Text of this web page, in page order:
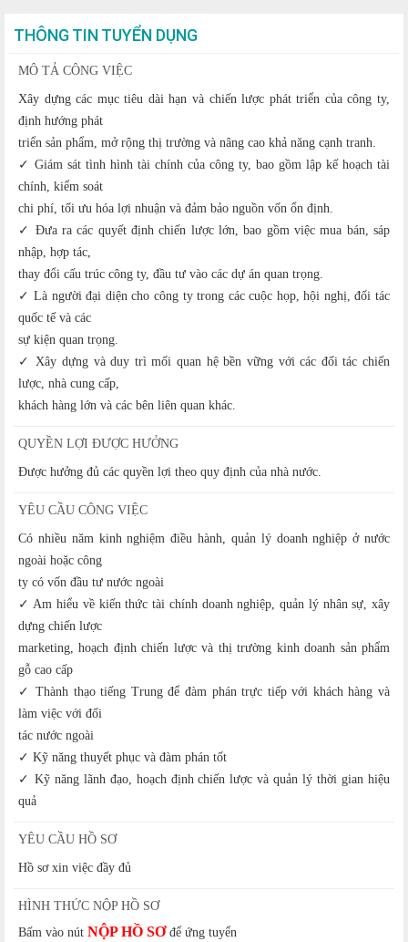
THÔNG TIN TUYỂN DỤNG
MÔ TẢ CÔNG VIỆC
Xây dựng các mục tiêu dài hạn và chiến lược phát triển của công ty,
định hướng phát
triển sản phẩm, mở rộng thị trường và nâng cao khả năng cạnh tranh.
✓ Giám sát tình hình tài chính của công ty, bao gồm lập kế hoạch tài
chính, kiểm soát
chi phí, tối ưu hóa lợi nhuận và đảm bảo nguồn vốn ổn định.
✓ Đưa ra các quyết định chiến lược lớn, bao gồm việc mua bán, sáp
nhập, hợp tác,
thay đổi cấu trúc công ty, đầu tư vào các dự án quan trọng.
✓ Là người đại diện cho công ty trong các cuộc họp, hội nghị, đối tác
quốc tế và các
sự kiện quan trọng.
✓ Xây dựng và duy trì mối quan hệ bền vững với các đối tác chiến
lược, nhà cung cấp,
khách hàng lớn và các bên liên quan khác.
QUYỀN LỢI ĐƯỢC HƯỞNG
Được hưởng đủ các quyền lợi theo quy định của nhà nước.
YÊU CẦU CÔNG VIỆC
Có nhiều năm kinh nghiệm điều hành, quản lý doanh nghiệp ở nước
ngoài hoặc công
ty có vốn đầu tư nước ngoài
✓ Am hiểu về kiến thức tài chính doanh nghiệp, quản lý nhân sự, xây
dựng chiến lược
marketing, hoạch định chiến lược và thị trường kinh doanh sản phẩm
gỗ cao cấp
✓ Thành thạo tiếng Trung để đàm phán trực tiếp với khách hàng và
làm việc với đối
tác nước ngoài
✓ Kỹ năng thuyết phục và đàm phán tốt
✓ Kỹ năng lãnh đạo, hoạch định chiến lược và quản lý thời gian hiệu
quả
YÊU CẦU HỒ SƠ
Hồ sơ xin việc đầy đủ
HÌNH THỨC NỘP HỒ SƠ
Bấm vào nút NỘP HỒ SƠđể ứng tuyển